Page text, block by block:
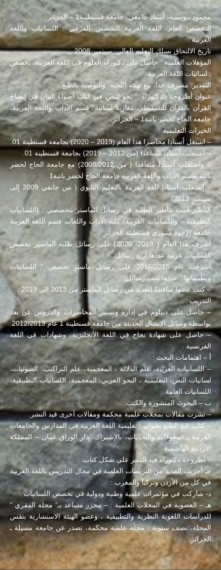
محمود بـوستـه، أستاذ جامعي، جامعة قسنطينة1 – الجزائر.
التخصص العام: اللغة العربية التخصص الفرعي : اللسانيات واللغة
العربية .
تاريخ الالتحاق بسلك التعليم العالي: سبتمبر 2008 .
المؤهلات العلمية : حاصل على دكتوراه العلوم في اللغة العربية، تخصص
: لسانيات اللغة العربية .
التقدير: مشرف جدا، مع تهنئة اللجنة، والتوصية بالطبع.
عنوان أطروحة الدكتوراه :” نحو النص في كتاب أضواء البيان في إيضاح
القرآن بالقرآن للشنقيطي مقاربة لسانية” قسم الآداب واللغة العربية،
جامعة الحاج لخضر باتنة1 – الجزائر.
الخبرات التعليمية :
– اشتغل أستاذا محاضرا هذا العام (2019 – 2020) بجامعة قسنطينة 01.
– اشتغلت أستاذا مساعدا (من 2012 – 2019) بجامعة قسنطينة 01.
– واشتغلت أستاذا متعاقدا ( من 2008/2012) مع جامعة الحاج لخضر
باتنة بقسم الآداب واللغة العربية جامعة الحاج لخضر باتنة1 .
– اشتغلت أستاذا للغة العربية بالتعليم الثانوي ( من جانفي 2009 إلى
سبتمبر 2012).
التأطير:قمت بتأطير الطلبة في رسائل الماستر بتخصصي : (اللسانيات
التطبيقية – واللسانيات العربية) كلية الآداب واللغات قسم اللغة العربية
جامعة الإخوة منتوري قسنطينة الجزائر:
أشرف هذا العام ( 2019- 2020) على رسائل طلبة الماستر تخصص
اللسانيات عربية عددها أربع رسائل.
أشرفت عام 2016/2015 على رسائل ماستر تخصص ” اللسانيات
وتطبيقاتها ” عددها ست رسائل.
– كنت عضوا مناقشا للعديد من رسائل الماستر من 2013 إلى 2019 .
التدريب :
– حاصل على ديبلوم في إدارة وتسيير المحاضرات والدروس عن بعد
بواسطة وسائل الاتصال الحديثة من جامعة قسنطينة 1 عام 2012/2013.
– حاصل على شهادة نجاح في اللغة الأنجليزية، وشهادات في اللغة
الفرنسية .
أ – اهتمامات البحث :
– اللسانيات العربية، علم الدلالة ، المعجمية، علم التراكيب، الصوتيات،
لسانيات النص، التعليمية ، النحو العربي، المعجمية، اللسانيات التطبيقية،
اللسانيات العامة.
ب – البحوث المنشورة والكتب:
– نشرت مقالات بمجلات علمية محكمة ومقالات أخرى قيد النشر.
– كتاب قيد الطبع بعنوان : تعليمية اللغة العربية في المدارس والجامعات
العربية ـ المعوقات والتحديات، بالإشتراك، دار الوراق عمان – المملكة
الأردنية الهاشمية.
– أطروحة دكتوراه قيد النشر على شكل كتاب.
جـ أجريت العديد من التربصات العلمية في مجال التدريس باللغة العربية
في كل من الأردن وتركيا والمغرب :
د- شاركت في مؤتمرات علمية وطنية ودولية في تخصص اللسانيات .
هـ – العضوية في المجلات العلمية : – محرر مساعد بـ” مجلة المقري ”
للدراسات اللغوية النظرية والتطبيقية ، وعضو الهيئة الاستشارية بنفس
المجلة، نصف سنوية ، مجلة علمية محكمة، تصدر عن جامعة مسيلة ـ
الجزائر.